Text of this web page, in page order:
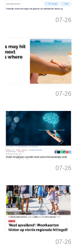
07-26
07-26
07-26
07-26